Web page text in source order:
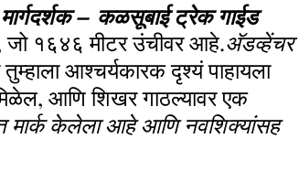
– कळसूबाई ट्रेक गाईड
जो १६४६ मीटर उंचीवर आहे.अ‍ॅडव्हेंचर
आश्चर्यकारक दृश्यं पाहायला
आणि शिखर गाठल्यावर एक
मार्क केलेला आहे आणि नवशिक्यांसह